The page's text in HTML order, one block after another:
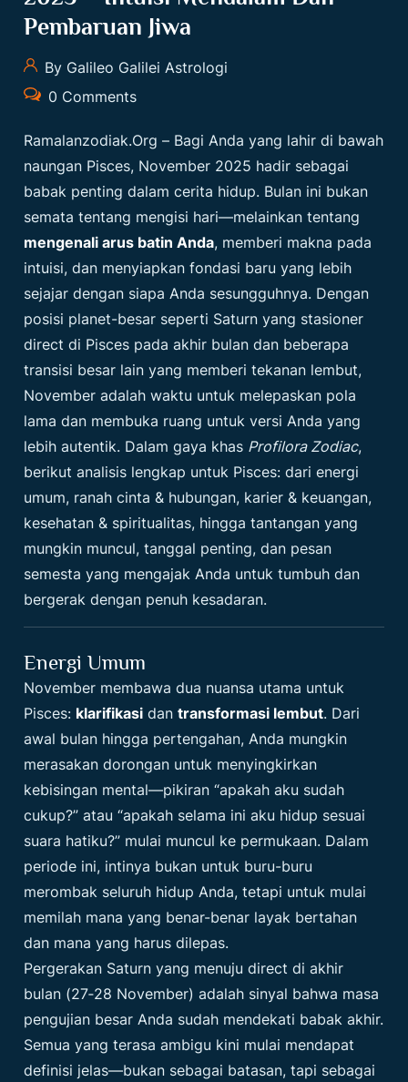
Pembaruan Jiwa
By Galileo Galilei Astrologi
0 Comments
Ramalanzodiak.org – Bagi Anda yang lahir di bawah
naungan Pisces, November 2025 hadir sebagai
babak penting dalam cerita hidup. Bulan ini bukan
semata tentang mengisi hari—melainkan tentang
mengenali arus batin Anda, memberi makna pada
intuisi, dan menyiapkan fondasi baru yang lebih
sejajar dengan siapa Anda sesungguhnya. Dengan
posisi planet-besar seperti Saturn yang stasioner
direct di Pisces pada akhir bulan dan beberapa
transisi besar lain yang memberi tekanan lembut,
November adalah waktu untuk melepaskan pola
lama dan membuka ruang untuk versi Anda yang
lebih autentik. Dalam gaya khas Profilora Zodiac,
berikut analisis lengkap untuk Pisces: dari energi
umum, ranah cinta & hubungan, karier & keuangan,
kesehatan & spiritualitas, hingga tantangan yang
mungkin muncul, tanggal penting, dan pesan
semesta yang mengajak Anda untuk tumbuh dan
bergerak dengan penuh kesadaran.
Energi Umum
November membawa dua nuansa utama untuk
Pisces: klarifikasi dantransformasi lembut. Dari
awal bulan hingga pertengahan, Anda mungkin
merasakan dorongan untuk menyingkirkan
kebisingan mental—pikiran “apakah aku sudah
cukup?” atau “apakah selama ini aku hidup sesuai
suara hatiku?” mulai muncul ke permukaan. Dalam
periode ini, intinya bukan untuk buru-buru
merombak seluruh hidup Anda, tetapi untuk mulai
memilah mana yang benar-benar layak bertahan
dan mana yang harus dilepas.
Pergerakan Saturn yang menuju direct di akhir
bulan (27‐28 November) adalah sinyal bahwa masa
pengujian besar Anda sudah mendekati babak akhir.
Semua yang terasa ambigu kini mulai mendapat
definisi jelas—bukan sebagai batasan, tapi sebagai